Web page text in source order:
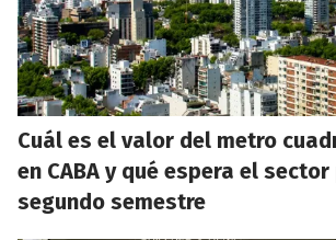
Cuál es el valor del metro
en CABA y qué espera el
segundo semestre